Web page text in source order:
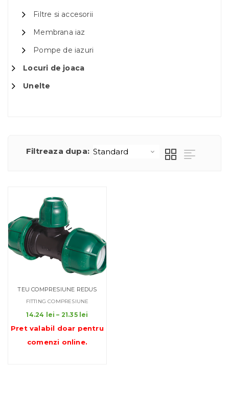
Filtre si accesorii
Membrana iaz
Pompe de iazuri
Locuri de joaca
Unelte
Filtreaza dupa:
TEU COMPRESIUNE REDUS
FITTING COMPRESIUNE
14.24 lei – 21.35 lei
prețuri:
Pret valabil doar pentru
comenzi online.